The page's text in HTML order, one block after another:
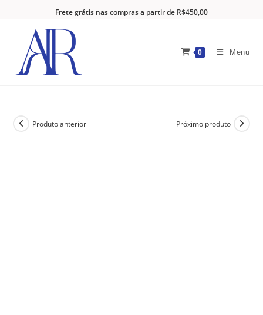
Frete grátis nas compras a partir de R$450,00
0 Menu
Produto anterior Próximo produto